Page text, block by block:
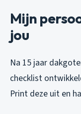
Mijn
jou
Na 15 jaar
checklist
Print deze uit en